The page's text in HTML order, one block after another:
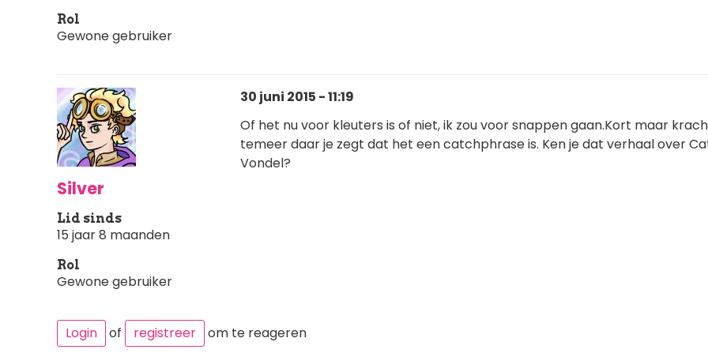
Rol
Gewone gebruiker
Silver
Lid sinds
15 jaar 8 maanden
Rol
Gewone gebruiker
30 juni 2015 - 11:19
Of het nu voor kleuters is of niet, ik zou voor snappen gaan.Kort maar
temeer daar je zegt dat het een catchphrase is. Ken je dat verhaal over
Vondel?
Login of registreer om te reageren